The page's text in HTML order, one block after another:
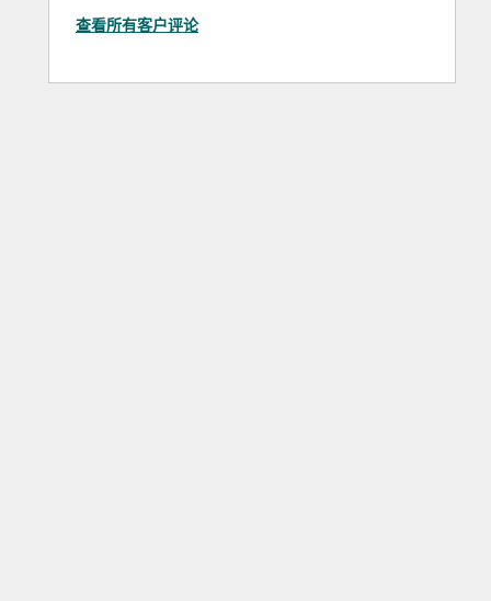
查看所有客户评论